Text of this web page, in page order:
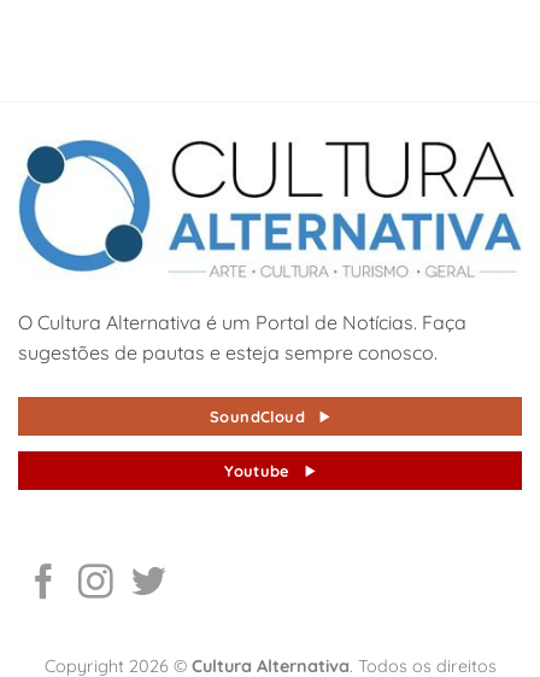
O Cultura Alternativa é um Portal de Notícias. Faça
sugestões de pautas e esteja sempre conosco.
SoundCloud
Youtube
Copyright 2026 © Cultura Alternativa. Todos os direitos